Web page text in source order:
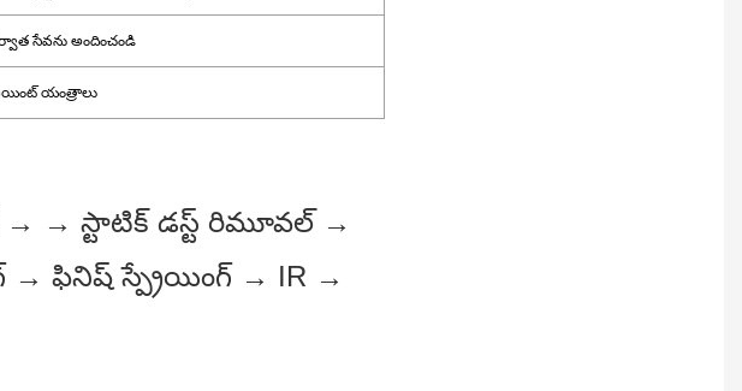
సేవను అందించండి
పెయింట్ యంత్రాలు
→ → స్టాటిక్ డస్ట్ రిమూవల్ →
→ ఫినిష్ స్ప్రేయింగ్ → IR →